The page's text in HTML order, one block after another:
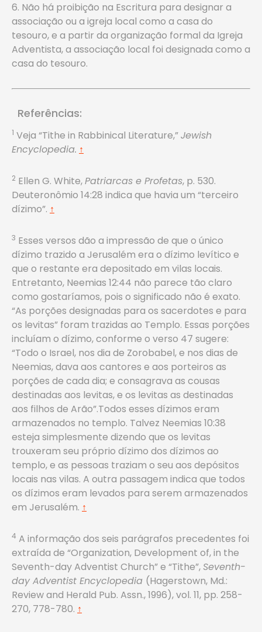
6. Não há proibição na Escritura para designar a
associação ou a igreja local como a casa do
tesouro, e a partir da organização formal da Igreja
Adventista, a associação local foi designada como a
casa do tesouro.
Referências:
1 Veja “Tithe in Rabbinical Literature,”Jewish
Encyclopedia. ↑
2 Ellen G. White,Patriarcas e Profetas, p. 530.
Deuteronômio 14:28 indica que havia um “terceiro
dízimo”. ↑
3 Esses versos dão a impressão de que o único
dízimo trazido a Jerusalém era o dízimo levítico e
que o restante era depositado em vilas locais.
Entretanto, Neemias 12:44 não parece tão claro
como gostaríamos, pois o significado não é exato.
“As porções designadas para os sacerdotes e para
os levitas” foram trazidas ao Templo. Essas porções
incluíam o dízimo, conforme o verso 47 sugere:
“Todo o Israel, nos dia de Zorobabel, e nos dias de
Neemias, dava aos cantores e aos porteiros as
porções de cada dia; e consagrava as cousas
destinadas aos levitas, e os levitas as destinadas
aos filhos de Arão”.Todos esses dízimos eram
armazenados no templo. Talvez Neemias 10:38
esteja simplesmente dizendo que os levitas
trouxeram seu próprio dízimo dos dízimos ao
templo, e as pessoas traziam o seu aos depósitos
locais nas vilas. A outra passagem indica que todos
os dízimos eram levados para serem armazenados
em Jerusalém. ↑
4 A informação dos seis parágrafos precedentes foi
extraída de “Organization, Development of, in the
Seventh-day Adventist Church” e “Tithe”, Seventh-
day Adventist Encyclopedia (Hagerstown, Md.:
Review and Herald Pub. Assn., 1996), vol. 11, pp. 258-
270, 778-780. ↑